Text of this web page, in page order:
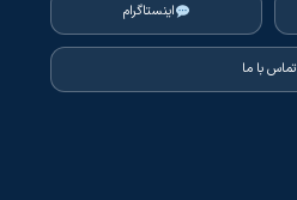
اینستاگرام
تماس با ما